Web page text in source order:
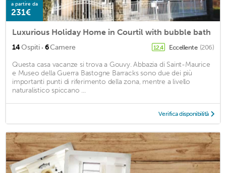
a partire da
231€
Luxurious Holiday Home in Courtil with bubble bath
14Ospiti · 6Camere 12,4 Eccellente (206)
Questa casa vacanze si trova a Gouvy. Abbazia di Saint-Maurice
e Museo della Guerra Bastogne Barracks sono due dei più
importanti punti di riferimento della zona, mentre a livello
naturalistico spiccano ...
Verifica disponibilità